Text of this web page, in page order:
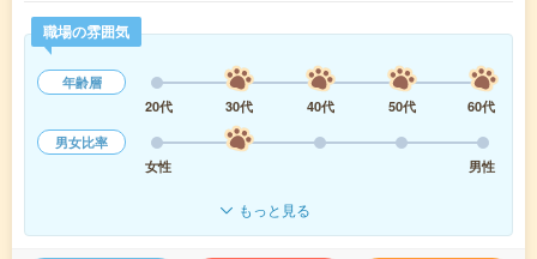
職場の雰囲気
年齢層
20代
30代 40代 50代
60代
男女比率
女性
男性
もっと見る